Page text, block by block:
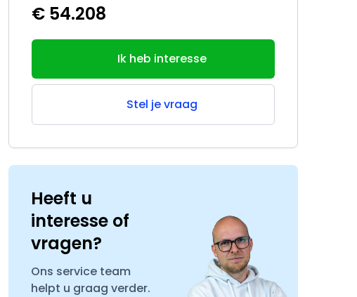
€ 54.208
Ik heb interesse
Stel je vraag
Heeft u
interesse of
vragen?
Ons service team
helpt u graag verder.